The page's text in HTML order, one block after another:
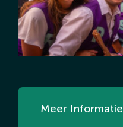
Meer Informatie